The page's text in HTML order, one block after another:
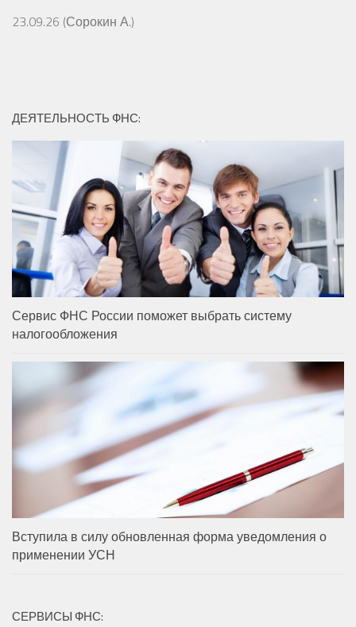
23.09.26 (Сорокин А.)
ДЕЯТЕЛЬНОСТЬ ФНС:
Сервис ФНС России поможет выбрать систему
налогообложения
Вступила в силу обновленная форма уведомления о
применении УСН
СЕРВИСЫ ФНС: